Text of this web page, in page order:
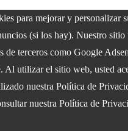
para mejorar y personalizar su
(si los hay). Nuestro sitio
de terceros como Google
Al utilizar el sitio web, usted
nuestra Política de
nuestra Política de